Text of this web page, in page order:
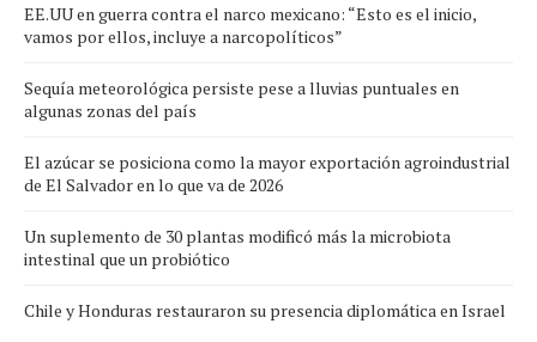
EE.UU en guerra contra el narco mexicano: “Esto es el inicio,
vamos por ellos, incluye a narcopolíticos”
Sequía meteorológica persiste pese a lluvias puntuales en
algunas zonas del país
El azúcar se posiciona como la mayor exportación agroindustrial
de El Salvador en lo que va de 2026
Un suplemento de 30 plantas modificó más la microbiota
intestinal que un probiótico
Chile y Honduras restauraron su presencia diplomática en Israel